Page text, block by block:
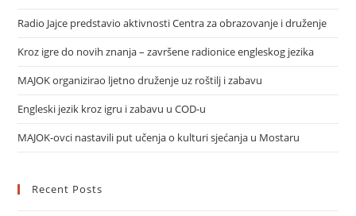
Radio Jajce predstavio aktivnosti Centra za obrazovanje i druženje
Kroz igre do novih znanja – završene radionice engleskog jezika
MAJOK organizirao ljetno druženje uz roštilj i zabavu
Engleski jezik kroz igru i zabavu u COD-u
MAJOK-ovci nastavili put učenja o kulturi sjećanja u Mostaru
Recent Posts